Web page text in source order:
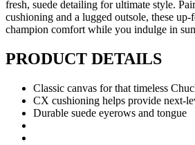
fresh, suede detailing for ultimate style.
cushioning and a lugged outsole, these
champion comfort while you indulge in
PRODUCT DETAILS
Classic canvas for that timeless
CX cushioning helps provide next-
Durable suede eyerows and tongue